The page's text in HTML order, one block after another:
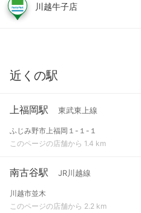
川越牛子店
近くの駅
上福岡駅 東武東上線
ふじみ野市上福岡１-１-１
このページの店舗から 1.4 km
南古谷駅 JR川越線
川越市並木
このページの店舗から 2.2 km